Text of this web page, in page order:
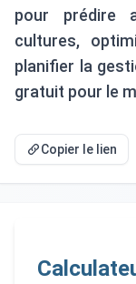
pour prédire
cultures,
planifier la
gratuit pour le
Copier le lien